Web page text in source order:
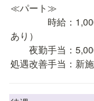
≪パート≫
時給：1,000円
あり）
夜勤手当：
処遇改善手当：新